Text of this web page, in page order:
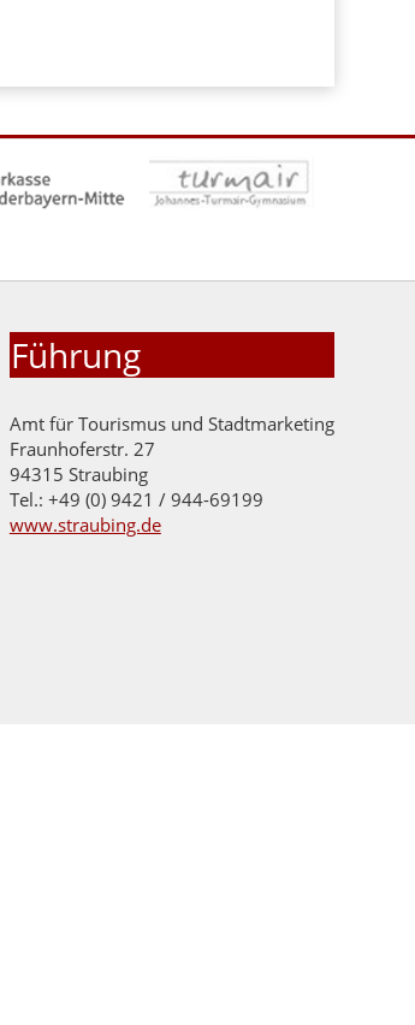
Führung
Amt für Tourismus und Stadtmarketing
Fraunhoferstr. 27
94315 Straubing
Tel.: +49 (0) 9421 / 944-69199
www.straubing.de